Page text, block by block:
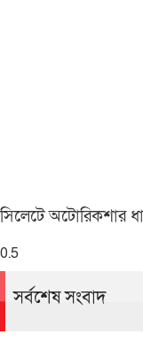
সিলেটে অটোরিকশার
সর্বশেষ সংবাদ